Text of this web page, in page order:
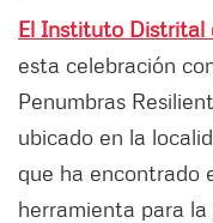
El Instituto Distrital
esta celebración
Penumbras
ubicado en la
que ha encontrado
herramienta para